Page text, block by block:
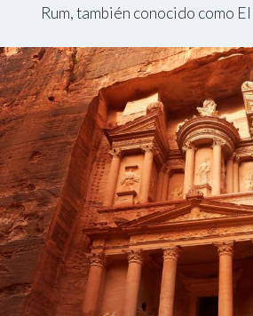
Rum, también conocido como